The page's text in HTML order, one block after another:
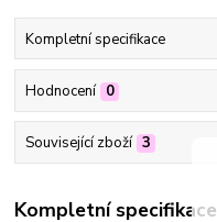
Kompletní specifikace
Hodnocení 0
Související zboží 3
Kompletní specifikace